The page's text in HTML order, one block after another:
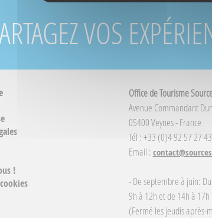
VOS
!
Office de Tourisme
Avenue Commandant
05400 Veynes - France
Tél : +33 (0)4 92 57 27 43
Email :
- De septembre à juin:
9h à 12h et de 14h à 17h
(Fermé les jeudis après-